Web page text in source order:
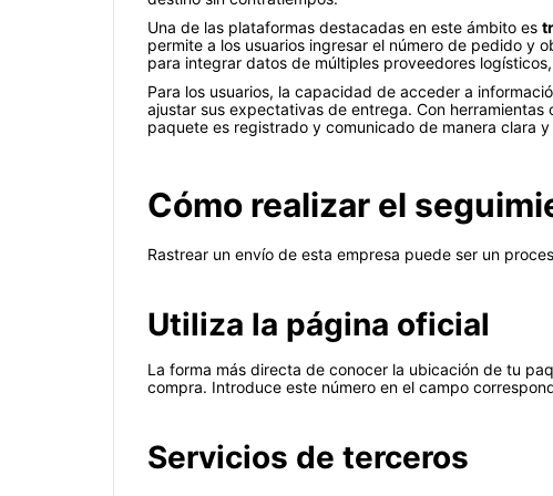
Una de las plataformas destacadas en este ámbito es
permite a los usuarios ingresar el número de pedido y
para integrar datos de múltiples proveedores
Para los usuarios, la capacidad de acceder a
ajustar sus expectativas de entrega. Con herramientas
paquete es registrado y comunicado de manera clara y
Cómo realizar el
Rastrear un envío de esta empresa puede ser un
Utiliza la página oficial
La forma más directa de conocer la ubicación de tu
compra. Introduce este número en el campo
Servicios de terceros